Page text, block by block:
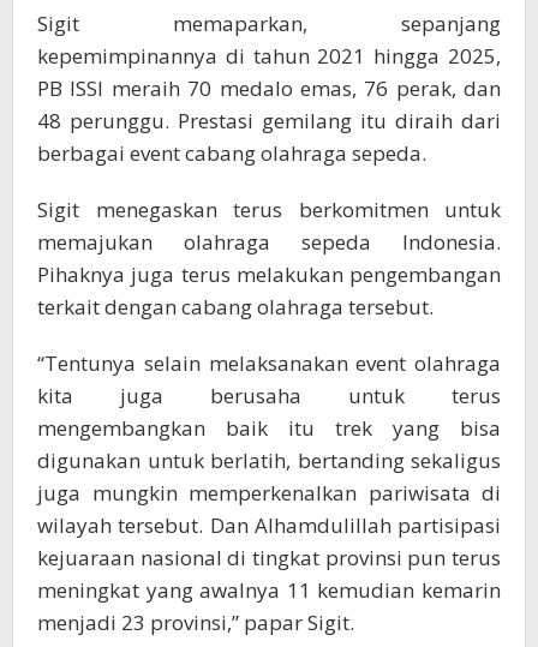
Sigit memaparkan, sepanjang
kepemimpinannya di tahun 2021 hingga 2025,
PB ISSI meraih 70 medalo emas, 76 perak, dan
48 perunggu. Prestasi gemilang itu diraih dari
berbagai event cabang olahraga sepeda.
Sigit menegaskan terus berkomitmen untuk
memajukan olahraga sepeda Indonesia.
Pihaknya juga terus melakukan pengembangan
terkait dengan cabang olahraga tersebut.
“Tentunya selain melaksanakan event olahraga
kita juga berusaha untuk terus
mengembangkan baik itu trek yang bisa
digunakan untuk berlatih, bertanding sekaligus
juga mungkin memperkenalkan pariwisata di
wilayah tersebut. Dan Alhamdulillah partisipasi
kejuaraan nasional di tingkat provinsi pun terus
meningkat yang awalnya 11 kemudian kemarin
menjadi 23 provinsi,” papar Sigit.